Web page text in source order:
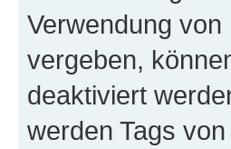
Verwendung
vergeben,
deaktiviert
werden Tags von